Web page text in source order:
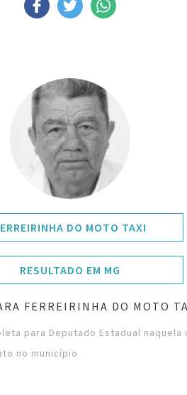
DO MOTO TAXI
RESULTADO EM MG
FERREIRINHA DO MOTO
para Deputado Estadual naquela
no município